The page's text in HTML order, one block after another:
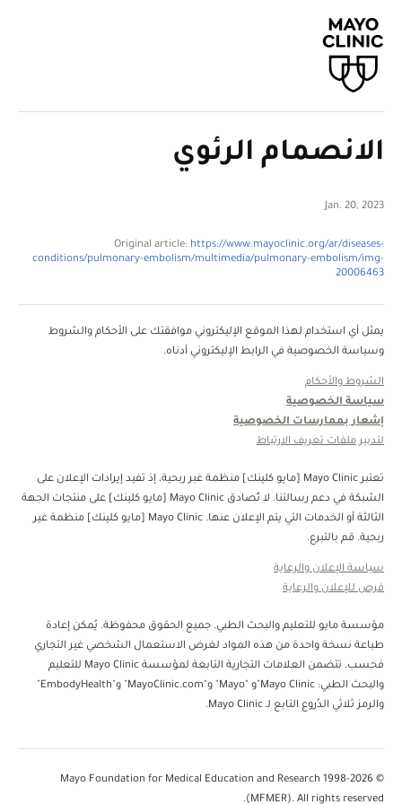
الانصمام الرئوي
Jan. 20, 2023
Original article: https://www.mayoclinic.org/ar/diseases-
conditions/pulmonary-embolism/multimedia/pulmonary-embolism/img-
20006463
يمثل أي استخدام لهذا الموقع الإليكتروني موافقتك على الأحكام والشروط
وسياسة الخصوصية في الرابط الإليكتروني أدناه.
الشروط والأحكام
سياسة الخصوصية
إشعار بممارسات الخصوصية
لتدبير ملفات تعريف الارتباط
تعتبر Mayo Clinic [مايو كلينك] منظمة غبر ربحية، إذ تفيد إيرادات الإعلان على
الشبكة في دعم رسالتنا. لا تُصادق Mayo Clinic [مايو كلينك] على منتجات الجهة
الثالثة أو الخدمات التي يتم الإعلان عنها. Mayo Clinic [مايو كلينك] منظمة غير
ربحية. قم بالتبرع.
سياسة الإعلان والرعاية
فرص للإعلان والرعاية
مؤسسة مايو للتعليم والبحث الطبي. جميع الحقوق محفوظة. يُمكن إعادة
طباعة نسخة واحدة من هذه المواد لغرض الاستعمال الشخصي غير التجاري
فحسب. تتضمن العلامات التجارية التابعة لمؤسسة Mayo Clinic للتعليم
والبحث الطبي: Mayo Clinic"و "Mayo" و"MayoClinic.com" و"EmbodyHealth"
والرمز ثلاثي الدُروع التابع لـ Mayo Clinic.
© 1998-2026 Mayo Foundation for Medical Education and Research
(MFMER). All rights reserved.